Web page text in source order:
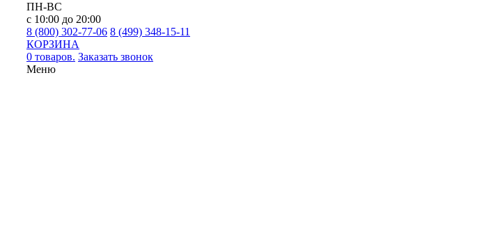
ПН-ВС
с 10:00 до 20:00
8 (800) 302-77-06 8 (499) 348-15-11
КОРЗИНА
0 товаров. Заказать звонок
Меню